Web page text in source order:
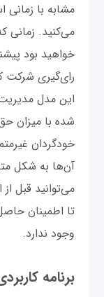
مشابه با
می‌کنید. زمانی
خواهید بود
رای‌گیری شرکت
این مدل
شده با میزان
خودگردان
آن‌ها به شکل
می‌توانید قبل
تا اطمینان
وجود ندارد.
برنامه